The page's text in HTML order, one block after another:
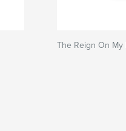
The Reign On My